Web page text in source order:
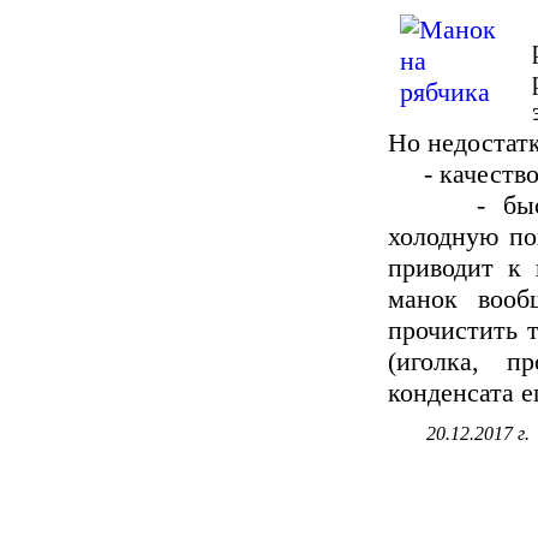
Но
- качество
- быстро
холодную
приводит к
манок
прочистить
(иголка,
конденсата
20.12.2017 г.